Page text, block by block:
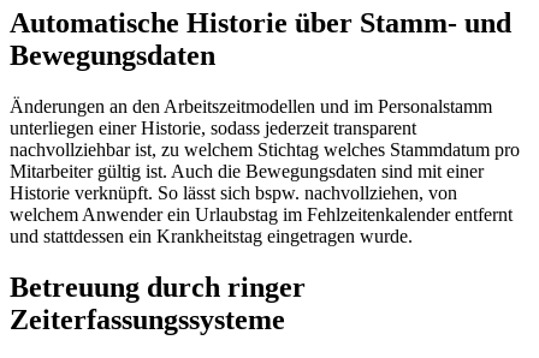
Automatische Historie über Stamm- und
Bewegungsdaten
Änderungen an den Arbeitszeitmodellen und im Personalstamm
unterliegen einer Historie, sodass jederzeit transparent
nachvollziehbar ist, zu welchem Stichtag welches Stammdatum pro
Mitarbeiter gültig ist. Auch die Bewegungsdaten sind mit einer
Historie verknüpft. So lässt sich bspw. nachvollziehen, von
welchem Anwender ein Urlaubstag im Fehlzeitenkalender entfernt
und stattdessen ein Krankheitstag eingetragen wurde.
Betreuung durch ringer
Zeiterfassungssysteme